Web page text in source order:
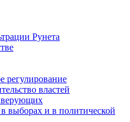
Рунета
регулирование
властей
верующих
выборах и в политической